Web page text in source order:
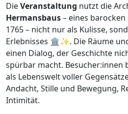
DieVeranstaltung nutzt die
Hermansbaus– eines
1765 – nicht nur als Kulisse,
Erlebnisses 🏛️✨. Die Räume
einen Dialog, der Geschichte
spürbar macht. Besucher:innen
als Lebenswelt voller
Andacht, Stille und Bewegung,
Intimität.